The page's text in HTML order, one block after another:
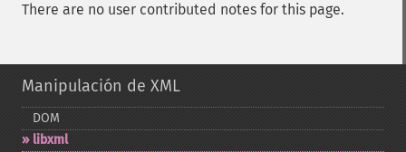
There are no user contributed notes for this page.
Manipulación de XML
DOM
libxml